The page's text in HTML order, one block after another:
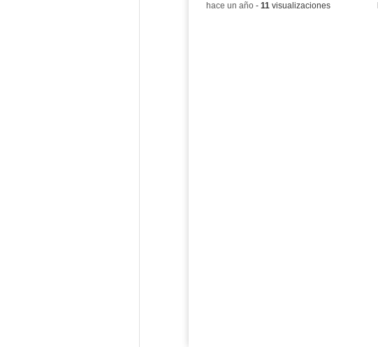
-hace un año- 11 visualizaciones